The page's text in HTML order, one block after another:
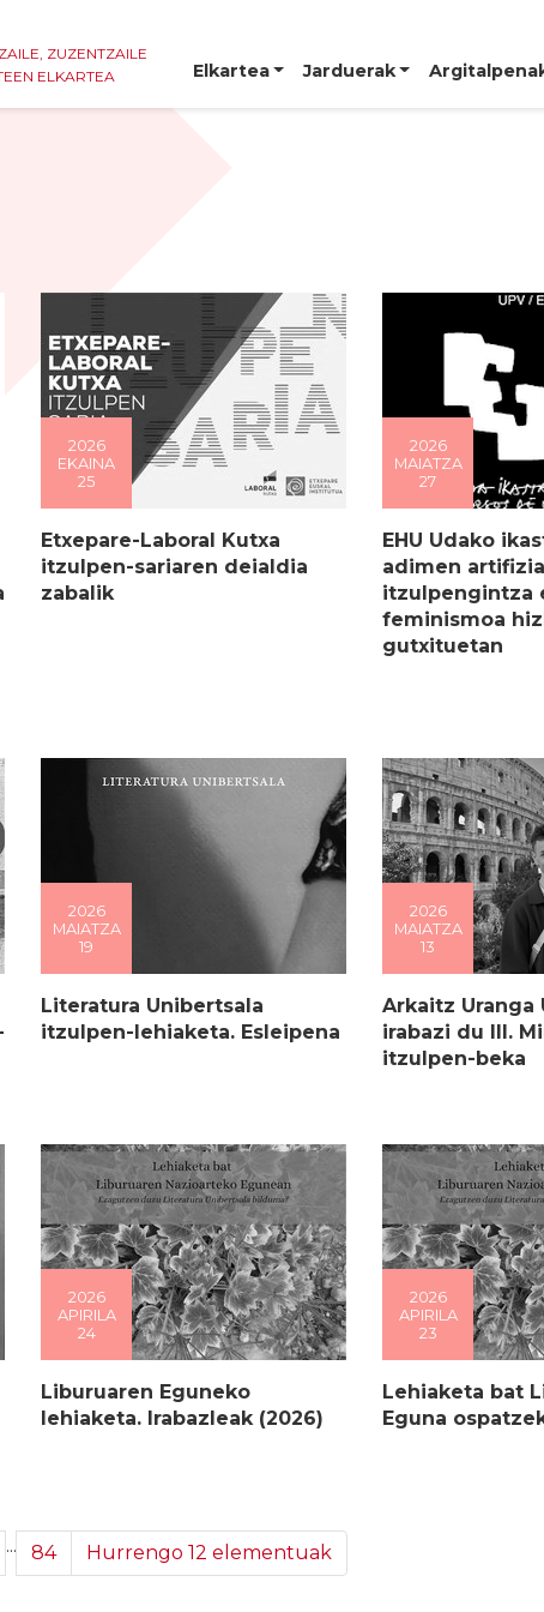
ZUZENTZAILE
ELKARTEA
Elkartea Jarduerak
2026
EKAINA
25
Etxepare-Laboral Kutxa
itzulpen-sariaren deialdia
zabalik
2026
MAIATZA
27
EHU Udako
adimen
itzulpengintza
feminismoa
gutxituetan
2026
MAIATZA
19
Literatura Unibertsala
itzulpen-lehiaketa. Esleipena
2026
MAIATZA
13
Arkaitz Uranga
irabazi du III.
itzulpen-beka
2026
APIRILA
24
Liburuaren Eguneko
lehiaketa. Irabazleak (2026)
2026
APIRILA
23
Lehiaketa bat
Eguna
... 84 Hurrengo 12 elementuak